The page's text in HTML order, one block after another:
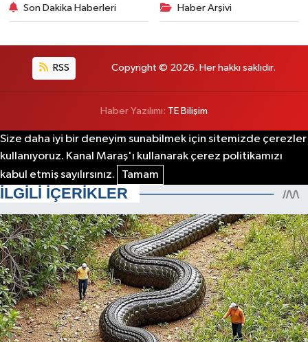
Son Dakika Haberleri Haber Arşivi
RSS Copyright © 2026. Her hakkı saklıdır.
Haber Yazılımı: TE Bilişim
Size daha iyi bir deneyim sunabilmek için sitemizde çerezler
kullanıyoruz. Kanal Maraş'ı kullanarak çerez politikamızı
kabul etmiş sayılırsınız.
Tamam